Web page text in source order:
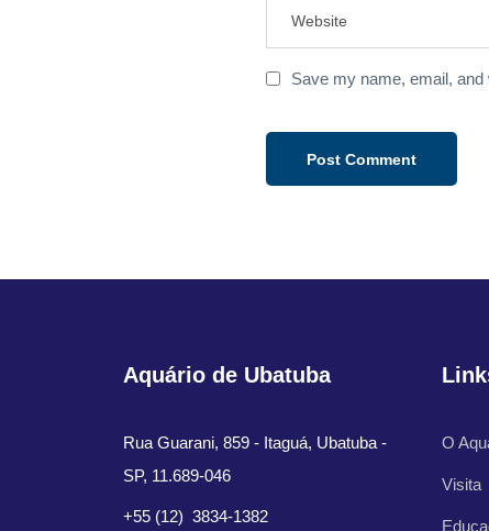
Save my name, email,
Aquário de Ubatuba
Rua Guarani, 859 - Itaguá, Ubatuba -
SP, 11.689-046
+55 (12) 3834-1382
O
Visita